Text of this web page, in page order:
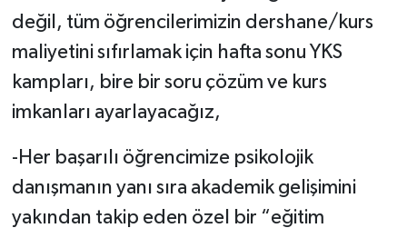
değil, tüm öğrencilerimizin dershane/kurs
maliyetini sıfırlamak için hafta sonu YKS
kampları, bire bir soru çözüm ve kurs
imkanları ayarlayacağız,
-Her başarılı öğrencimize psikolojik
danışmanın yanı sıra akademik gelişimini
yakından takip eden özel bir “eğitim